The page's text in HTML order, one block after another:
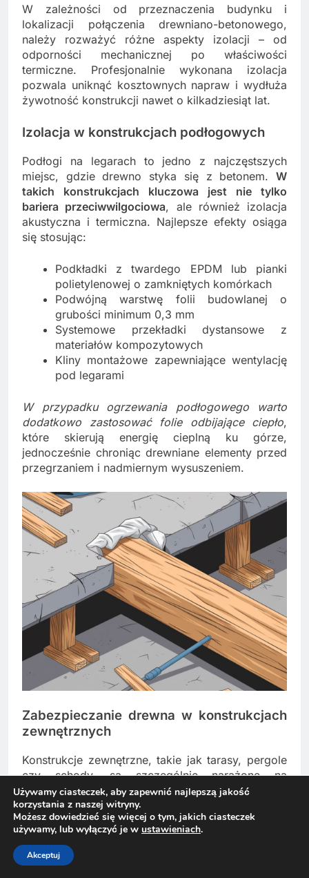
W zależności od przeznaczenia budynku i
lokalizacji połączenia drewniano-betonowego,
należy rozważyć różne aspekty izolacji – od
odporności mechanicznej po właściwości
termiczne. Profesjonalnie wykonana izolacja
pozwala uniknąć kosztownych napraw i wydłuża
żywotność konstrukcji nawet o kilkadziesiąt lat.
Izolacja w konstrukcjach podłogowych
Podłogi na legarach to jedno z najczęstszych
miejsc, gdzie drewno styka się z betonem. W
takich konstrukcjach kluczowa jest nie tylko
bariera przeciwwilgociowa, ale również izolacja
akustyczna i termiczna. Najlepsze efekty osiąga
się stosując:
Podkładki z twardego EPDM lub pianki
polietylenowej o zamkniętych komórkach
Podwójną warstwę folii budowlanej o
grubości minimum 0,3 mm
Systemowe przekładki dystansowe z
materiałów kompozytowych
Kliny montażowe zapewniające wentylację
pod legarami
W przypadku ogrzewania podłogowego warto
dodatkowo zastosować folie odbijające ciepło,
które skierują energię cieplną ku górze,
jednocześnie chroniąc drewniane elementy przed
przegrzaniem i nadmiernym wysuszeniem.
Zabezpieczanie drewna w konstrukcjach
zewnętrznych
Konstrukcje zewnętrzne, takie jak tarasy, pergole
czy schody, są szczególnie narażone na
ekstremalne warunki.W tych przypadkach
izolacja musi spełniać najwyższe standardy
odpornościna zmienne warunki atmosferyczne i
promieniowanie UV. Sprawdzają się tutaj:
Membrany EPDM o zwiększonej grubości
Używamy ciasteczek, aby zapewnić najlepszą jakość
korzystania z naszej witryny.
Możesz dowiedzieć się więcej o tym, jakich ciasteczek
używamy, lub wyłączyć je w ustawieniach.
Akceptuj